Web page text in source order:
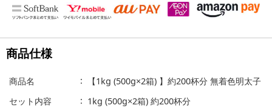
商品仕様
商品名
【1kg (500g×2箱) 】約200杯分 無着色明太子
セット内容
1kg (500g×2箱) 約200杯分